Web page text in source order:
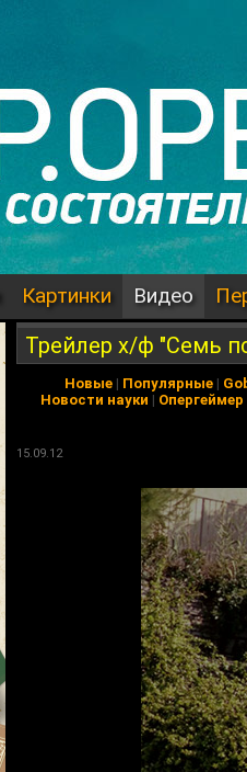
Картинки Видео
Трейлер х/ф "Семь
Новые | Популярные |
Новости науки | Опергеймер
15.09.12